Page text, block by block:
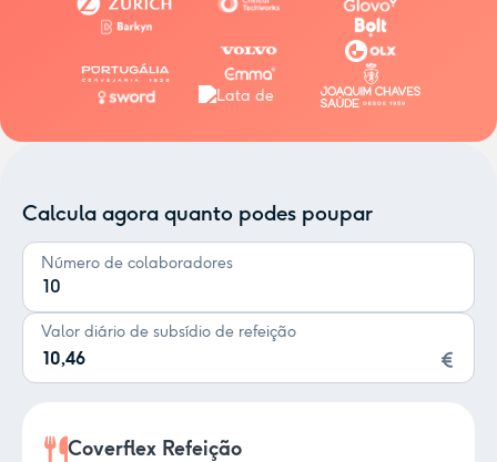
Calcula agora quanto podes poupar
Número de colaboradores
Valor diário de subsídio de refeição
Coverflex Refeição